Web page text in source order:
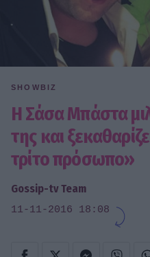
SHOWBIZ
Η Σάσα Μπάστα
της και
τρίτο πρόσωπο»
Gossip-tv Team
11-11-2016 18:08